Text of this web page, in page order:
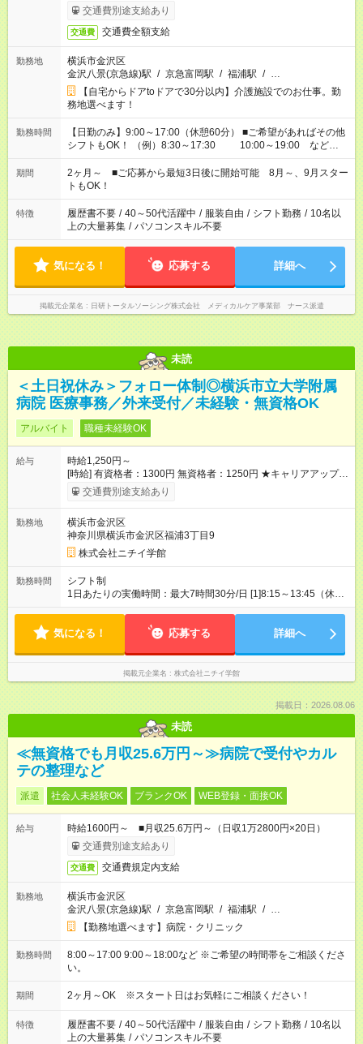
交通費別途支給あり
交通費 交通費全額支給
勤務地
横浜市金沢区
金沢八景(京急線)駅 / 京急富岡駅 / 福浦駅 / …
【自宅からドアtoドアで30分以内】介護施設でのお仕事。勤
務地選べます！
勤務時間
【日勤のみ】9:00～17:00（休憩60分） ■ご希望があればその他
シフトもOK！ （例）8:30～17:30 10:00～19:00 など
「家族とお休みを合わせたい」 「できれば残業はしたくない」
など、あなたのご希望に沿ったお仕事をご紹介します！ ※Wワ
ーク希望の方へ 今ご覧のお仕事で希望する勤務時間と、もう1つ
のお仕事の勤務時間。 合計で週40時間を超える場合は応募でき
ません
期間
2ヶ月～ ■ご応募から最短3日後に開始可能 8月～、9月スター
トもOK！
特徴 履歴書不要 / 40～50代活躍中 / 服装自由 / シフト勤務 / 10名以
上の大量募集 / パソコンスキル不要
気になる！ 応募する 詳細へ
掲載元企業名 日研トータルソーシング株式会社 メディカルケア事業部 ナース派遣
未読
＜土日祝休み＞フォロー体制◎横浜市立大学附属
病院 医療事務／外来受付／未経験・無資格OK
アルバイト 職種未経験OK
給与
時給1,250円～
[時給] 有資格者：1300円 無資格者：1250円 ★キャリアアップ制
度あり 進級により給与がアップします！ 【試用期間】試用期間
あり 試用期間の長さ：3ヶ月 雇用形態、給与は本採用時と同じ
交通費別途支給あり
勤務地
横浜市金沢区
神奈川県横浜市金沢区福浦3丁目9
株式会社ニチイ学館
勤務時間
シフト制
1日あたりの実働時間：最大7時間30分/日 [1]8:15～13:45（休憩
なし） ★週4日・月66時間勤務 [2]8:15～16:45（休憩60分） ★
ただきます。 ※残業月3時間あり
気になる！ 応募する 詳細へ
掲載元企業名 株式会社ニチイ学館
掲載日：2026.08.06
未読
≪無資格でも月収25.6万円～≫病院で受付やカル
テの整理など
派遣 社会人未経験OK ブランクOK WEB登録・面接OK
給与
時給1600円～ ■月収25.6万円～（日収1万2800円×20日）
交通費別途支給あり
交通費 交通費規定内支給
勤務地
横浜市金沢区
金沢八景(京急線)駅 / 京急富岡駅 / 福浦駅 / …
【勤務地選べます】病院・クリニック
勤務時間
8:00～17:00 9:00～18:00など ※ご希望の時間帯をご相談くださ
い。
期間 2ヶ月～OK ※スタート日はお気軽にご相談ください！
特徴 履歴書不要 / 40～50代活躍中 / 服装自由 / シフト勤務 / 10名以
上の大量募集 / パソコンスキル不要